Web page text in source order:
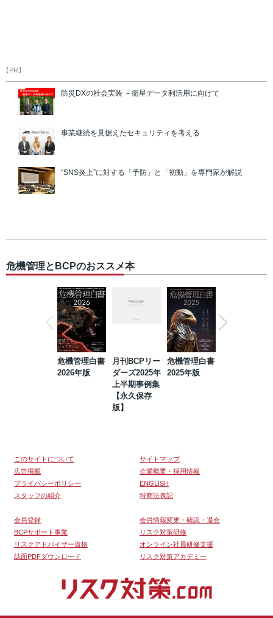
【PR】
防災DXの社会実装 －衛星データ利活用に向けて
事業継続を見据えたセキュリティを考える
“SNS炎上”に対する「予防」と「初動」を専門家が解説
危機管理とBCPのおススメ本
危機管理白書
2026年版
月刊BCPリー
ダーズ2025年
上半期事例集
【永久保存
版】
危機管理白書
2025年版
このサイトについて
サイトマップ
広告掲載
企業概要・採用情報
プライバシーポリシー
ENGLISH
スタッフの紹介
特商法表記
会員登録
会員情報変更・確認・退会
BCPサポート事業
リスク対策研修
リスクアドバイザー資格
オンライン社員研修支援
誌面PDFダウンロード
リスク対策アカデミー